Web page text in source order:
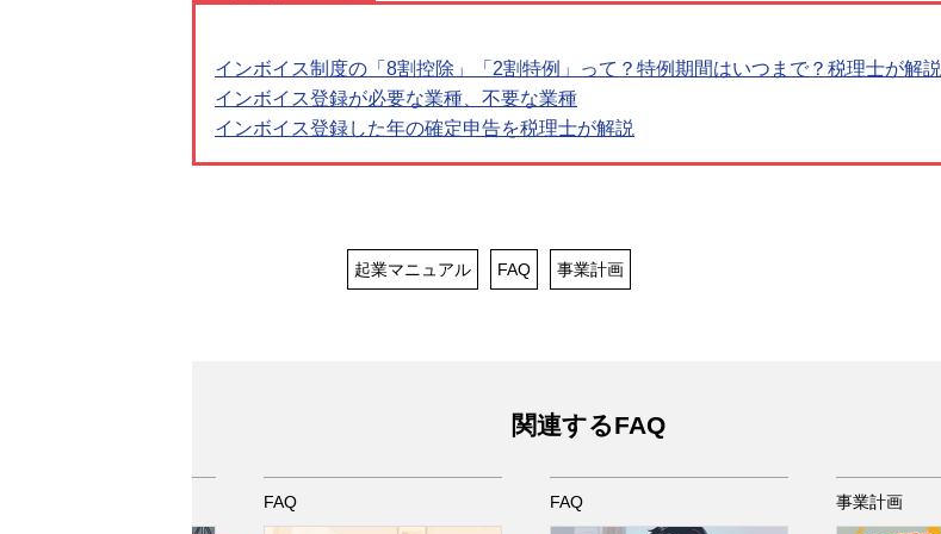
インボイス制度の「8割控除」「2割特例」って？特例期間はいつまで？税理士が解説
インボイス登録が必要な業種、不要な業種
インボイス登録した年の確定申告を税理士が解説
起業マニュアル FAQ 事業計画
関連するFAQ
FAQ FAQ 事業計画